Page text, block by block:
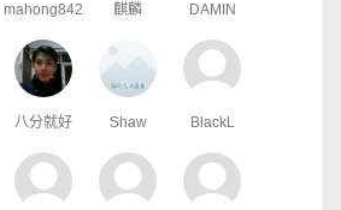
mahong842 麒麟 DAMIN
八分就好 Shaw BlackL